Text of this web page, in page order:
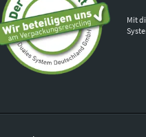
Mit